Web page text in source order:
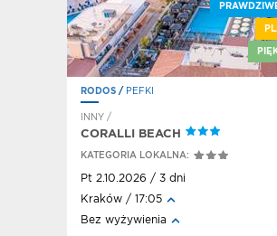
RODOS / PEFKI
INNY /
CORALLI BEACH
KATEGORIA LOKALNA:
Pt 2.10.2026 / 3 dni
Kraków / 17:05
Bez wyżywienia